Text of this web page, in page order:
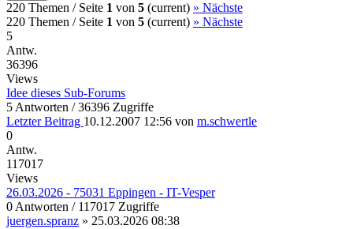
220 Themen / Seite 1 von 5 (current) » Nächste
220 Themen / Seite 1 von 5 (current) » Nächste
5
Antw.
36396
Views
Idee dieses Sub-Forums
5 Antworten / 36396 Zugriffe
Letzter Beitrag 10.12.2007 12:56 von m.schwertle
0
Antw.
117017
Views
26.03.2026 - 75031 Eppingen - IT-Vesper
0 Antworten / 117017 Zugriffe
juergen.spranz » 25.03.2026 08:38